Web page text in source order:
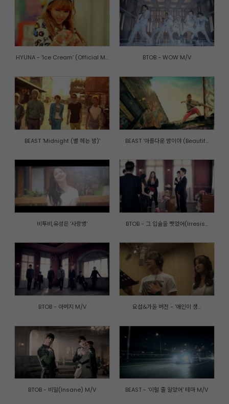
HYUNA - 'Ice Cream' (Official M... BTOB - WOW M/V
BEAST 'Midnight (별 헤는 밤)' BEAST '아름다운 밤이야 (Beautif...
비투비,유성은 '사랑병' BTOB - 그 입술을 뺏었어(Irresis...
BTOB - 아버지 M/V 요섭&가윤 버전 - '애인이 생...
BTOB - 비밀(Insane) M/V BEAST - '이럴 줄 알았어' 테마 M/V
개인정보취급방침 이메일주소 무단수집거부|내부자신고제도
© CUBE ENTERTAINMENT. All rights reserved.